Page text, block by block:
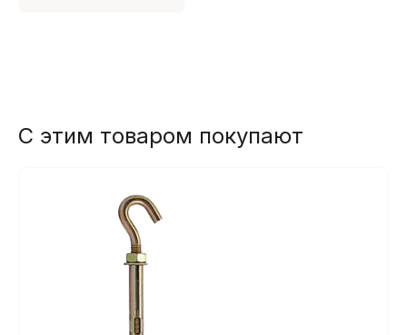
С этим товаром покупают